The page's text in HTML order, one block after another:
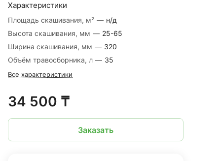
Характеристики
Площадь скашивания, м² — н/д
Высота скашивания, мм — 25-65
Ширина скашивания, мм — 320
Объём травосборника, л — 35
Все характеристики
34 500 ₸
Заказать